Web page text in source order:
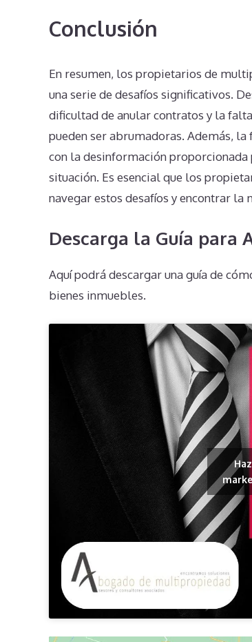
Conclusión
En resumen, los propietarios de
una serie de desafíos significativos.
dificultad de anular contratos y la
pueden ser abrumadoras. Además,
con la desinformación
situación. Es esencial que los
navegar estos desafíos y encontrar
Descarga la Guía para
Aquí podrá descargar una guía de
bienes inmuebles.